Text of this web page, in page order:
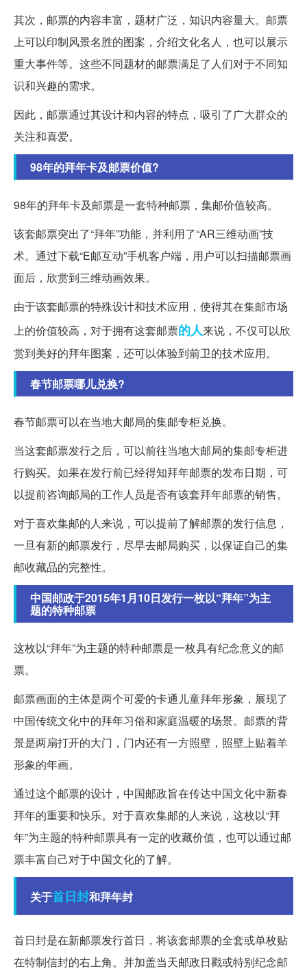
其次，邮票的内容丰富，题材广泛，知识内容量大。邮票
上可以印制风景名胜的图案，介绍文化名人，也可以展示
重大事件等。这些不同题材的邮票满足了人们对于不同知
识和兴趣的需求。
因此，邮票通过其设计和内容的特点，吸引了广大群众的
关注和喜爱。
98年的拜年卡及邮票价值?
98年的拜年卡及邮票是一套特种邮票，集邮价值较高。
该套邮票突出了“拜年”功能，并利用了“AR三维动画”技
术。通过下载“E邮互动”手机客户端，用户可以扫描邮票画
面后，欣赏到三维动画效果。
由于该套邮票的特殊设计和技术应用，使得其在集邮市场
上的价值较高，对于拥有这套邮票的人来说，不仅可以欣
赏到美好的拜年图案，还可以体验到前卫的技术应用。
春节邮票哪儿兑换?
春节邮票可以在当地大邮局的集邮专柜兑换。
当这套邮票发行之后，可以前往当地大邮局的集邮专柜进
行购买。如果在发行前已经得知拜年邮票的发布日期，可
以提前咨询邮局的工作人员是否有该套拜年邮票的销售。
对于喜欢集邮的人来说，可以提前了解邮票的发行信息，
一旦有新的邮票发行，尽早去邮局购买，以保证自己的集
邮收藏品的完整性。
中国邮政于2015年1月10日发行一枚以“拜年”为主
题的特种邮票
这枚以“拜年”为主题的特种邮票是一枚具有纪念意义的邮
票。
邮票画面的主体是两个可爱的卡通儿童拜年形象，展现了
中国传统文化中的拜年习俗和家庭温暖的场景。邮票的背
景是两扇打开的大门，门内还有一方照壁，照壁上贴着羊
形象的年画。
通过这个邮票的设计，中国邮政旨在传达中国文化中新春
拜年的重要和快乐。对于喜欢集邮的人来说，这枚以“拜
年”为主题的特种邮票具有一定的收藏价值，也可以通过邮
票丰富自己对于中国文化的了解。
关于首日封和拜年封
首日封是在新邮票发行首日，将该套邮票的全套或单枚贴
在特制信封的右上角。并加盖当天邮政日戳或特别纪念邮